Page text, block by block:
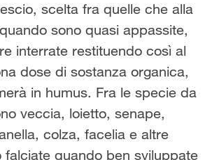
scelta fra quelle che alla
sono quasi appassite,
interrate restituendo così al
dose di sostanza organica,
in humus. Fra le specie da
veccia, loietto, senape,
colza, facelia e altre
falciate quando ben sviluppate